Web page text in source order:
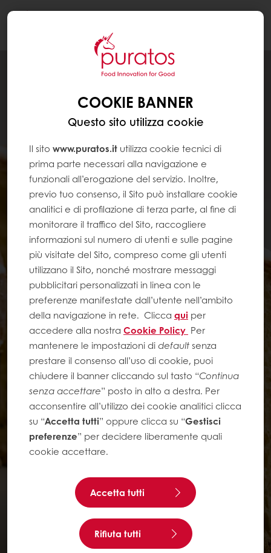
COOKIE BANNER
Questo sito utilizza cookie
Il sito www.puratos.it utilizza cookie tecnici di
prima parte necessari alla navigazione e
funzionali all’erogazione del servizio. Inoltre,
previo tuo consenso, il Sito può installare cookie
analitici e di profilazione di terza parte, al fine di
monitorare il traffico del Sito, raccogliere
informazioni sul numero di utenti e sulle pagine
più visitate del Sito, compreso come gli utenti
utilizzano il Sito, nonché mostrare messaggi
pubblicitari personalizzati in linea con le
preferenze manifestate dall’utente nell’ambito
della navigazione in rete. Clicca qui per
accedere alla nostra Cookie Policy Per
mantenere le impostazioni didefaultsenza
prestare il consenso all’uso di cookie, puoi
chiudere il banner cliccando sul tasto “Continua
senza accettare” posto in alto a destra. Per
acconsentire all’utilizzo dei cookie analitici clicca
su “Accetta tutti” oppure clicca su “Gestisci
preferenze” per decidere liberamente quali
cookie accettare.
Accetta tutti
Rifiuta tutti